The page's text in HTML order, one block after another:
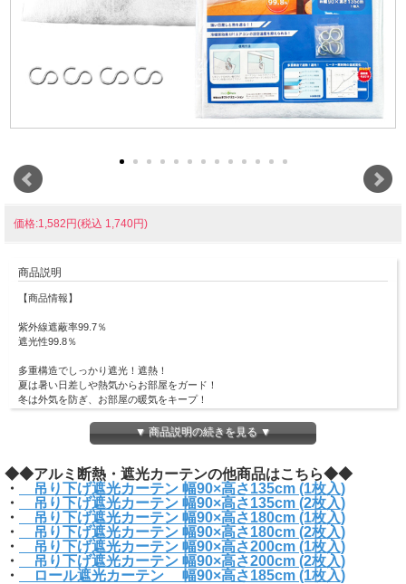
価格:1,582円(税込 1,740円)
商品説明
【商品情報】
紫外線遮蔽率99.7％
遮光性99.8％
多重構造でしっかり遮光！遮熱！
夏は暑い日差しや熱気からお部屋をガード！
冬は外気を防ぎ、お部屋の暖気をキープ！
・冷暖房を節約したい方に
・強い西日にお困りの方に
・室内での紫外線が気になる方に
使用方法は簡単！カーテンフックに引っ掛けるだけ！
■サイズ
(本体)約w90×h135cm
▼ 商品説明の続きを見る ▼
◆◆アルミ断熱・遮光カーテンの他商品はこちら◆◆
・
吊り下げ遮光カーテン 幅90×高さ135cm (1枚入)
・
吊り下げ遮光カーテン 幅90×高さ135cm (2枚入)
・
吊り下げ遮光カーテン 幅90×高さ180cm (1枚入)
・
吊り下げ遮光カーテン 幅90×高さ180cm (2枚入)
・
吊り下げ遮光カーテン 幅90×高さ200cm (1枚入)
・
吊り下げ遮光カーテン 幅90×高さ200cm (2枚入)
・
ロール遮光カーテン 幅90×高さ185cm (1枚入)